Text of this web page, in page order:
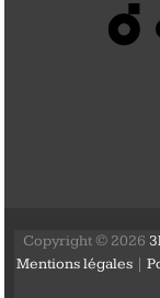
Copyright © 2026
Mentions légales |